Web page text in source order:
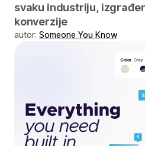
svaku industriju,
konverzije
autor: Someone You Know